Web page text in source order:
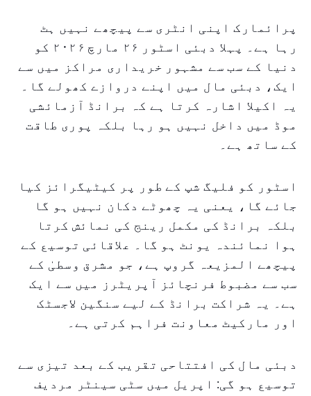
پرائمارک اپنی انٹری سے پیچھے نہیں ہٹ
رہا ہے۔ پہلا دبئی اسٹور ۲۶ مارچ ۲۰۲۶ کو
دنیا کے سب سے مشہور خریداری مراکز میں سے
ایک، دبئی مال میں اپنے دروازے کھولے گا۔
یہ اکیلا اشارہ کرتا ہے کہ برانڈ آزمائشی
موڈ میں داخل نہیں ہو رہا بلکہ پوری طاقت
کے ساتھ ہے۔
اسٹور کو فلیگ شپ کے طور پر کیٹیگرائز کیا
جائے گا، یعنی یہ چھوٹے دکان نہیں ہو گا
بلکہ برانڈ کی مکمل رینج کی نمائش کرتا
ہوا نمائندہ یونٹ ہو گا۔ علاقائی توسیع کے
پیچھے المزیعہ گروپ ہے، جو مشرق وسطیٰ کے
سب سے مضبوط فرنچائز آپریٹرز میں سے ایک
ہے۔ یہ شراکت برانڈ کے لیے سنگین لاجسٹک
اور مارکیٹ معاونت فراہم کرتی ہے۔
دبئی مال کی افتتاحی تقریب کے بعد تیزی سے
توسیع ہو گی: اپریل میں سٹی سینٹر مردیف